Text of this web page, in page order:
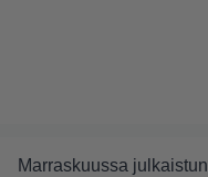
Marraskuussa julkaistun